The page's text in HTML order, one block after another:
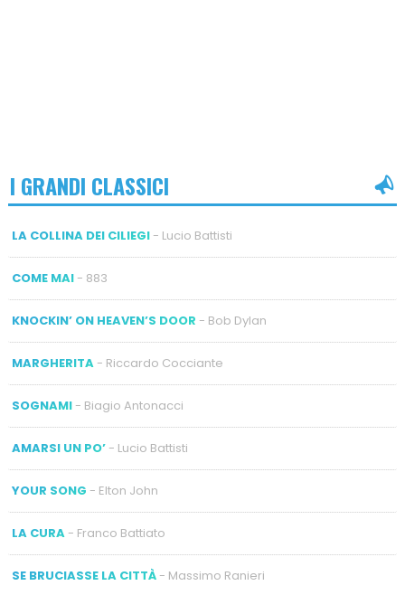
I GRANDI CLASSICI
LA COLLINA DEI CILIEGI- Lucio Battisti
COME MAI- 883
KNOCKIN’ ON HEAVEN’S DOOR - Bob Dylan
MARGHERITA- Riccardo Cocciante
SOGNAMI- Biagio Antonacci
AMARSI UN PO’- Lucio Battisti
YOUR SONG - Elton John
LA CURA- Franco Battiato
SE BRUCIASSE LA CITTÀ- Massimo Ranieri